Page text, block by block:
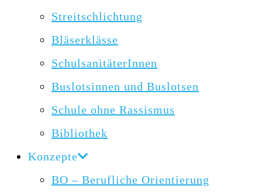
Streitschlichtung
Bläserklässe
SchulsanitäterInnen
Buslotsinnen und Buslotsen
Schule ohne Rassismus
Bibliothek
Konzepte
BO – Berufliche Orientierung